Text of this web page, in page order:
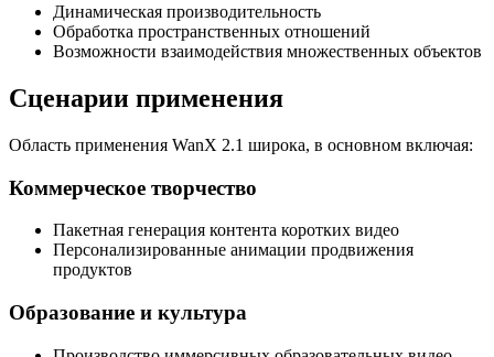
Динамическая производительность
Обработка пространственных отношений
Возможности взаимодействия множественных объектов
Сценарии применения
Область применения WanX 2.1 широка, в основном включая:
Коммерческое творчество
Пакетная генерация контента коротких видео
Персонализированные анимации продвижения
продуктов
Образование и культура